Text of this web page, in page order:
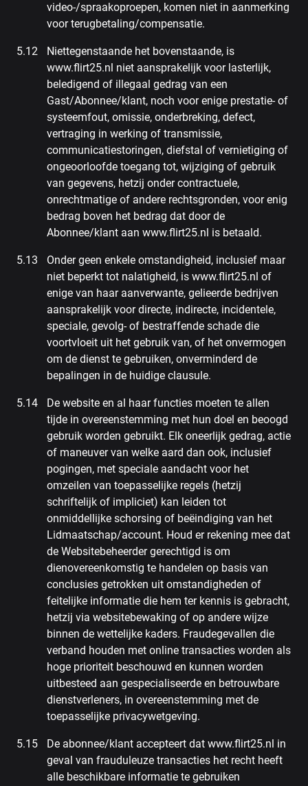
video-/spraakoproepen, komen niet in aanmerking
voor terugbetaling/compensatie.
Niettegenstaande het bovenstaande, is
www.flirt25.nl niet aansprakelijk voor lasterlijk,
beledigend of illegaal gedrag van een
Gast/Abonnee/klant, noch voor enige prestatie- of
systeemfout, omissie, onderbreking, defect,
vertraging in werking of transmissie,
communicatiestoringen, diefstal of vernietiging of
ongeoorloofde toegang tot, wijziging of gebruik
van gegevens, hetzij onder contractuele,
onrechtmatige of andere rechtsgronden, voor enig
bedrag boven het bedrag dat door de
Abonnee/klant aan www.flirt25.nl is betaald.
Onder geen enkele omstandigheid, inclusief maar
niet beperkt tot nalatigheid, is www.flirt25.nl of
enige van haar aanverwante, gelieerde bedrijven
aansprakelijk voor directe, indirecte, incidentele,
speciale, gevolg- of bestraffende schade die
voortvloeit uit het gebruik van, of het onvermogen
om de dienst te gebruiken, onverminderd de
bepalingen in de huidige clausule.
De website en al haar functies moeten te allen
tijde in overeenstemming met hun doel en beoogd
gebruik worden gebruikt. Elk oneerlijk gedrag, actie
of maneuver van welke aard dan ook, inclusief
pogingen, met speciale aandacht voor het
omzeilen van toepasselijke regels (hetzij
schriftelijk of impliciet) kan leiden tot
onmiddellijke schorsing of beëindiging van het
Lidmaatschap/account. Houd er rekening mee dat
de Websitebeheerder gerechtigd is om
dienovereenkomstig te handelen op basis van
conclusies getrokken uit omstandigheden of
feitelijke informatie die hem ter kennis is gebracht,
hetzij via websitebewaking of op andere wijze
binnen de wettelijke kaders. Fraudegevallen die
verband houden met online transacties worden als
hoge prioriteit beschouwd en kunnen worden
uitbesteed aan gespecialiseerde en betrouwbare
dienstverleners, in overeenstemming met de
toepasselijke privacywetgeving.
De abonnee/klant accepteert dat www.flirt25.nl in
geval van frauduleuze transacties het recht heeft
alle beschikbare informatie te gebruiken